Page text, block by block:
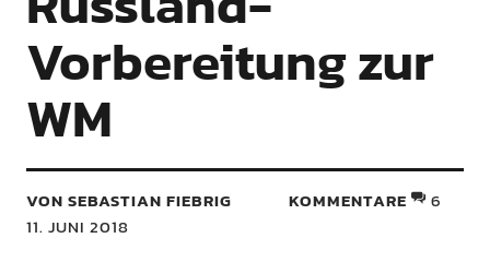
Vorbereitung zur
WM
VON SEBASTIAN FIEBRIG
11. JUNI 2018
KOMMENTARE 6